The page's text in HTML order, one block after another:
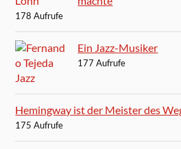
178 Aufrufe
Ein Jazz-Musiker
177 Aufrufe
Hemingway ist der Meister des
175 Aufrufe